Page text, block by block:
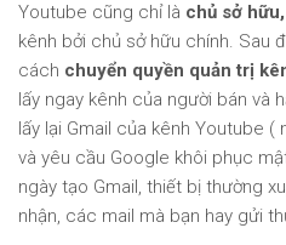
Youtube cũng chỉ là chủ sở hữu,
kênh bởi chủ sở hữu chính. Sau
cách chuyển quyền quản trị
lấy ngay kênh của người bán và
lấy lại Gmail của kênh Youtube
và yêu cầu Google khôi phục
ngày tạo Gmail, thiết bị thường
nhận, các mail mà bạn hay gửi